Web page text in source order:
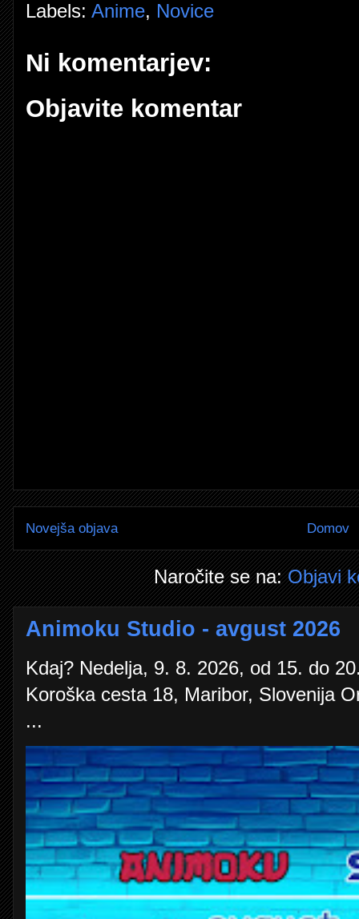
Labels: Anime, Novice
Ni komentarjev:
Objavite komentar
Novejša objava Domov
Naročite se na:Objavi
Animoku Studio - avgust 2026
Kdaj? Nedelja, 9. 8. 2026, od 15. do
Koroška cesta 18, Maribor, Slovenija
...